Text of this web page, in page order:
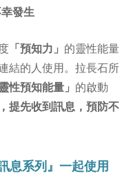
發生
「預知力」 的靈性能量
的人使用。 拉長石所
靈性預知能量 」 的啟動
提先收到訊息，預防不
息系列』一起使用